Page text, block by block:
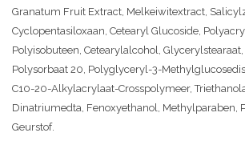
Granatum Fruit Extract, Melkeiwitextract,
Cyclopentasiloxaan, Cetearyl Glucoside,
Polyisobuteen, Cetearylalcohol,
Polysorbaat 20, Polyglyceryl-3-
C10-20-Alkylacrylaat-Crosspolymeer,
Dinatriumedta, Fenoxyethanol, Methylparaben,
Geurstof.